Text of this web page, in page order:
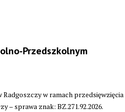
Przedszkolnym
w ramach przedsięwzięcia
– sprawa znak: BZ.271.92.2026.